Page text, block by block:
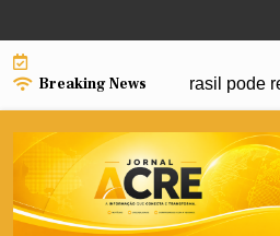
to
content
Breaking News
da dengue e Brasil pode